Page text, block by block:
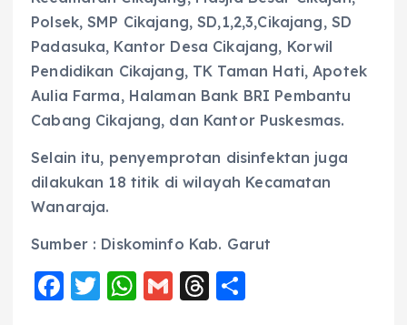
Polsek, SMP Cikajang, SD,1,2,3,Cikajang, SD
Padasuka, Kantor Desa Cikajang, Korwil
Pendidikan Cikajang, TK Taman Hati, Apotek
Aulia Farma, Halaman Bank BRI Pembantu
Cabang Cikajang, dan Kantor Puskesmas.
Selain itu, penyemprotan disinfektan juga
dilakukan 18 titik di wilayah Kecamatan
Wanaraja.
Sumber : Diskominfo Kab. Garut
F
T
W G T